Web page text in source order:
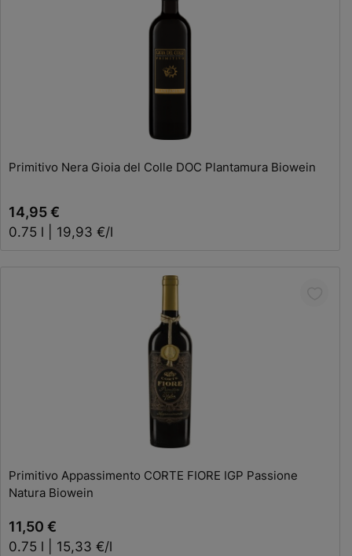
Primitivo Nera Gioia del Colle DOC Plantamura Biowein
14,95 €
0.75 l | 19,93 €/l
In den Warenkorb
Primitivo Appassimento CORTE FIORE IGP Passione
Natura Biowein
11,50 €
0.75 l | 15,33 €/l